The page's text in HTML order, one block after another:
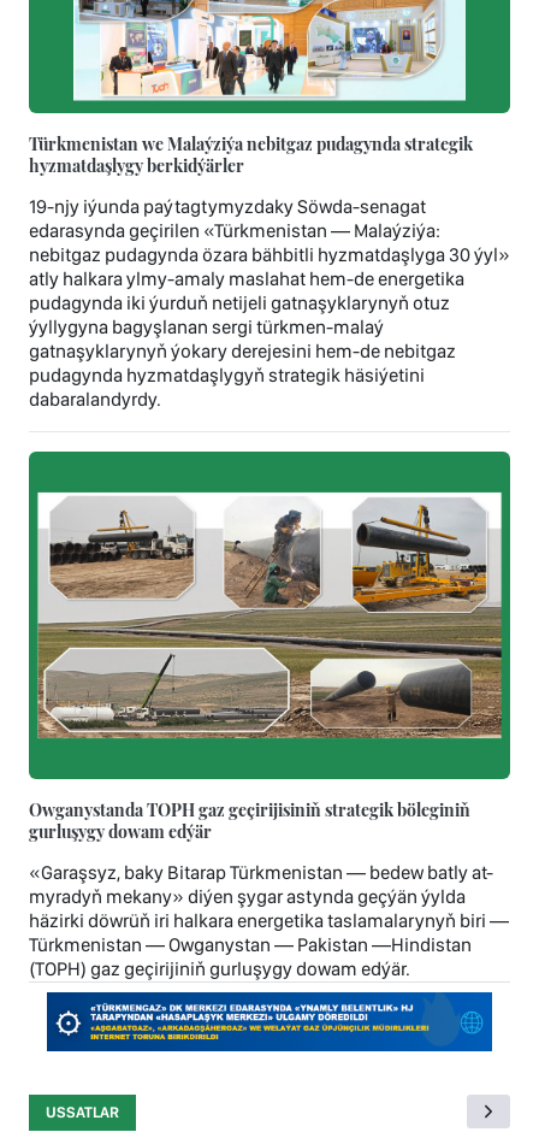
Türkmenistan we Malaýziýa nebitgaz pudagynda strategik
hyzmatdaşlygy berkidýärler
19-njy iýunda paýtagtymyzdaky Söwda-senagat
edarasynda geçirilen «Türkmenistan — Malaýziýa:
nebitgaz pudagynda özara bähbitli hyzmatdaşlyga 30 ýyl»
atly halkara ylmy-amaly maslahat hem-de energetika
pudagynda iki ýurduň netijeli gatnaşyklarynyň otuz
ýyllygyna bagyşlanan sergi türkmen-malaý
gatnaşyklarynyň ýokary derejesini hem-de nebitgaz
pudagynda hyzmatdaşlygyň strategik häsiýetini
dabaralandyrdy.
Owganystanda TOPH gaz geçirijisiniň strategik böleginiň
gurluşygy dowam edýär
«Garaşsyz, baky Bitarap Türkmenistan — bedew batly at-
myradyň mekany» diýen şygar astynda geçýän ýylda
häzirki döwrüň iri halkara energetika taslamalarynyň biri —
Türkmenistan — Owganystan — Pakistan —Hindistan
(TOPH) gaz geçirijiniň gurluşygy dowam edýär.
USSATLAR